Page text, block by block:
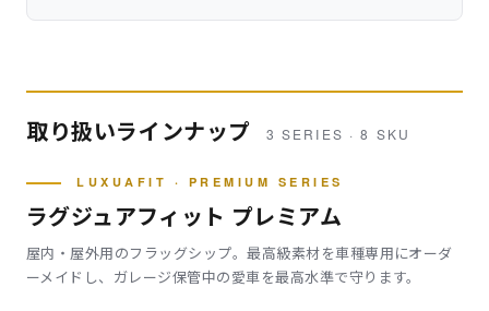
取り扱いラインナップ 3 SERIES · 8 SKU
LUXUAFIT · PREMIUM SERIES
ラグジュアフィット プレミアム
屋内・屋外用のフラッグシップ。最高級素材を車種専用にオーダ
ーメイドし、ガレージ保管中の愛車を最高水準で守ります。